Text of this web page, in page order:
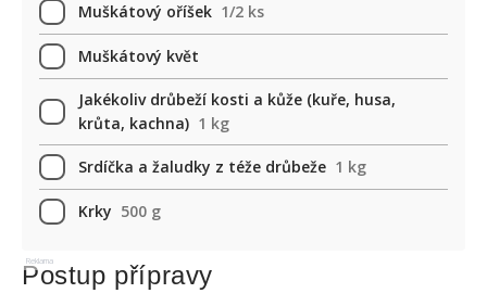
Muškátový oříšek 1/2 ks
Muškátový květ
Jakékoliv drůbeží kosti a kůže (kuře, husa,
krůta, kachna) 1 kg
Srdíčka a žaludky z téže drůbeže 1 kg
Krky 500 g
Reklama
Postup přípravy